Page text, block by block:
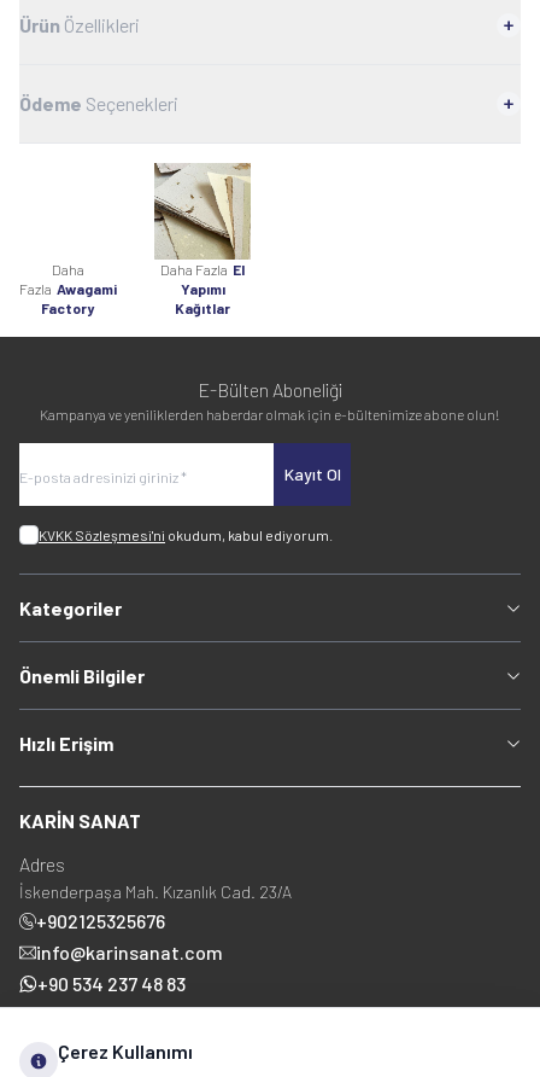
Ürün Özellikleri
Ödeme Seçenekleri
Daha
Fazla Awagami
Factory
Daha Fazla El
Yapımı
Kağıtlar
E-Bülten Aboneliği
Kampanya ve yeniliklerden haberdar olmak için e-bültenimize abone olun!
Kayıt Ol
KVKK Sözleşmesi'ni okudum, kabul ediyorum.
Kategoriler
Önemli Bilgiler
Hızlı Erişim
KARİN SANAT
Adres
İskenderpaşa Mah. Kızanlık Cad. 23/A
+902125325676
info@karinsanat.com
+90 534 237 48 83
Çerez Kullanımı